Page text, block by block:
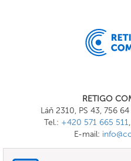
RETIGO
Láň 2310, PS 43, 756
Tel.: +420 571 665 511
E-mail: